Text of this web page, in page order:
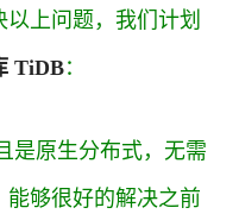
上问题，我们计划
TiDB：
是原生分布式，无需
够很好的解决之前